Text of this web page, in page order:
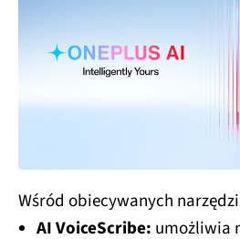
Wśród obiecywanych
AI VoiceScribe: umożliwia